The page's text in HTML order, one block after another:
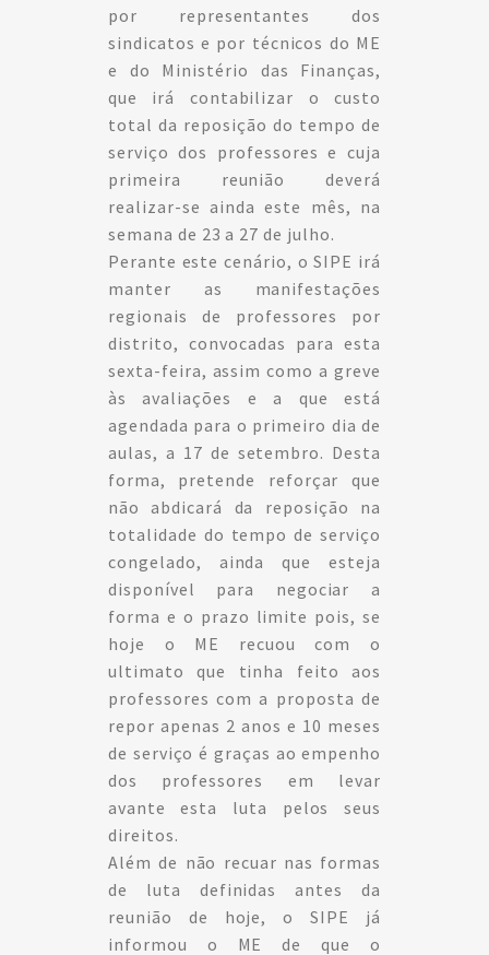
por representantes dos
sindicatos e por técnicos do ME
e do Ministério das Finanças,
que irá contabilizar o custo
total da reposição do tempo de
serviço dos professores e cuja
primeira reunião deverá
realizar-se ainda este mês, na
semana de 23 a 27 de julho.
Perante este cenário, o SIPE irá
manter as manifestações
regionais de professores por
distrito, convocadas para esta
sexta-feira, assim como a greve
às avaliações e a que está
agendada para o primeiro dia de
aulas, a 17 de setembro. Desta
forma, pretende reforçar que
não abdicará da reposição na
totalidade do tempo de serviço
congelado, ainda que esteja
disponível para negociar a
forma e o prazo limite pois, se
hoje o ME recuou com o
ultimato que tinha feito aos
professores com a proposta de
repor apenas 2 anos e 10 meses
de serviço é graças ao empenho
dos professores em levar
avante esta luta pelos seus
direitos.
Além de não recuar nas formas
de luta definidas antes da
reunião de hoje, o SIPE já
informou o ME de que o